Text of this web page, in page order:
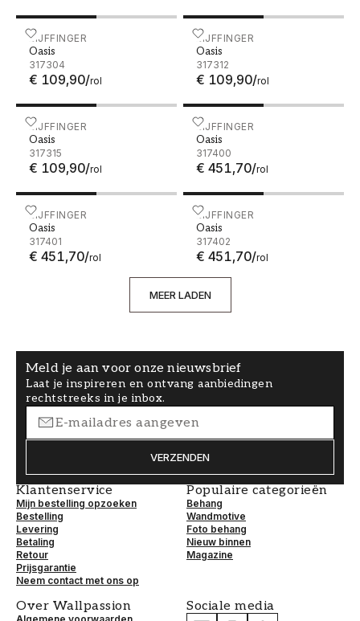
EIJFFINGER
Oasis
317304
€ 109,90/rol
Oasis - 317304 EIJFFINGER
Oasis
317312
€ 109,90/rol
Oasis - 317312
EIJFFINGER
Oasis
317315
€ 109,90/rol
Oasis - 317315 EIJFFINGER
Oasis
317400
€ 451,70/rol
Oasis - 317400
EIJFFINGER
Oasis
317401
€ 451,70/rol
Oasis - 317401 EIJFFINGER
Oasis
317402
€ 451,70/rol
Oasis - 317402
MEER LADEN
Meld je aan voor onze nieuwsbrief
Laat je inspireren en ontvang aanbiedingen
rechtstreeks in je inbox.
VERZENDEN
Klantenservice
Mijn bestelling opzoeken
Bestelling
Levering
Betaling
Retour
Prijsgarantie
Neem contact met ons op
Populaire categorieën
Behang
Wandmotive
Foto behang
Nieuw binnen
Magazine
Over Wallpassion Sociale media